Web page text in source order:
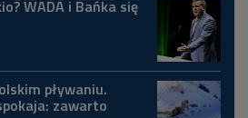
WADA i Bańka się
pływaniu.
zawarto